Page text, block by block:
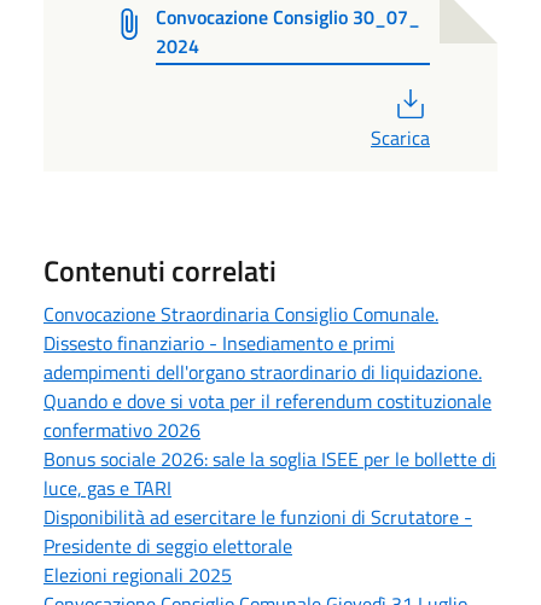
Convocazione Consiglio 30_07_
2024
Scarica
Contenuti correlati
Convocazione Straordinaria Consiglio Comunale.
Dissesto finanziario - Insediamento e primi
adempimenti dell'organo straordinario di liquidazione.
Quando e dove si vota per il referendum costituzionale
confermativo 2026
Bonus sociale 2026: sale la soglia ISEE per le bollette di
luce, gas e TARI
Disponibilità ad esercitare le funzioni di Scrutatore -
Presidente di seggio elettorale
Elezioni regionali 2025